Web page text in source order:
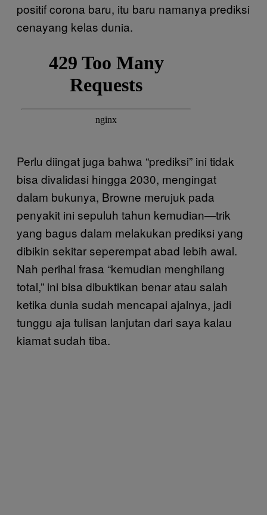
positif corona baru, itu baru namanya prediksi
cenayang kelas dunia.
Perlu diingat juga bahwa “prediksi” ini tidak
bisa divalidasi hingga 2030, mengingat
dalam bukunya, Browne merujuk pada
penyakit ini sepuluh tahun kemudian—trik
yang bagus dalam melakukan prediksi yang
dibikin sekitar seperempat abad lebih awal.
Nah perihal frasa “kemudian menghilang
total,” ini bisa dibuktikan benar atau salah
ketika dunia sudah mencapai ajalnya, jadi
tunggu aja tulisan lanjutan dari saya kalau
kiamat sudah tiba.